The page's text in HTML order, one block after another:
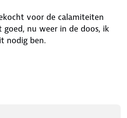
infrarood MRK-100 als
de voortent of op
jou! Met deze gaskachel heb
voor de calamiteiten
nu weer in de doos, ik
nodig ben.